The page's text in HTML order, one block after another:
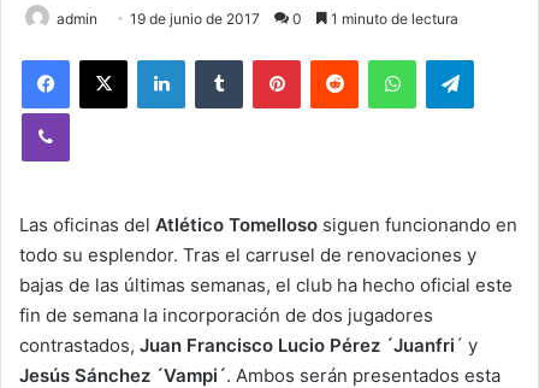
admin 19 de junio de 2017 0 1 minuto de lectura
Las oficinas del Atlético Tomelloso siguen funcionando en
todo su esplendor. Tras el carrusel de renovaciones y
bajas de las últimas semanas, el club ha hecho oficial este
fin de semana la incorporación de dos jugadores
contrastados, Juan Francisco Lucio Pérez ´Juanfri ´ y
Jesús Sánchez ´Vampi´. Ambos serán presentados esta